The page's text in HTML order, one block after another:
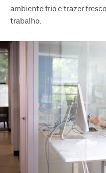
ambiente frio e trazer
trabalho.